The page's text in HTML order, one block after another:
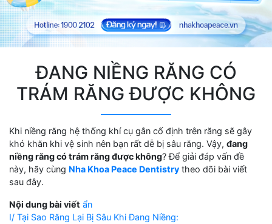
ĐANG NIỀNG RĂNG CÓ
TRÁM RĂNG ĐƯỢC KHÔNG
Khi niềng răng hệ thống khí cụ gắn cố định trên răng sẽ gây
khó khăn khi vệ sinh nên bạn rất dễ bị sâu răng. Vậy, đang
niềng răng có trám răng được không? Để giải đáp vấn đề
này, hãy cùng Nha Khoa Peace Dentistry theo dõi bài viết
sau đây.
Nội dung bài viết ẩn
I/ Tại Sao Răng Lại Bị Sâu Khi Đang Niềng: